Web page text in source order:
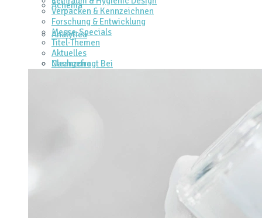
Achema
Analytica
Cleanzone
Verpacken & Kennzeichnen
Forschung & Entwicklung
Messe-Specials
Titel-Themen
Aktuelles
Nachgefragt Bei